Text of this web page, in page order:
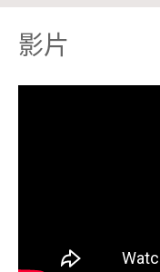
影片